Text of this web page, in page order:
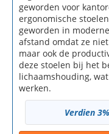
geworden voor
ergonomische
geworden in
afstand omdat ze
maar ook de
deze stoelen bij het
lichaamshouding,
werken.
Verdien